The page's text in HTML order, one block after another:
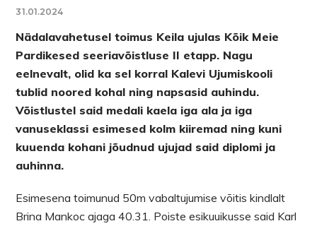
31.01.2024
Nädalavahetusel toimus Keila ujulas Kõik Meie
Pardikesed seeriavõistluse II etapp. Nagu
eelnevalt, olid ka sel korral Kalevi Ujumiskooli
tublid noored kohal ning napsasid auhindu.
Võistlustel said medali kaela iga ala ja iga
vanuseklassi esimesed kolm kiiremad ning kuni
kuuenda kohani jõudnud ujujad said diplomi ja
auhinna.
Esimesena toimunud 50m vabaltujumise võitis kindlalt
Brina Mankoc ajaga 40.31. Poiste esikuuikusse said Karl